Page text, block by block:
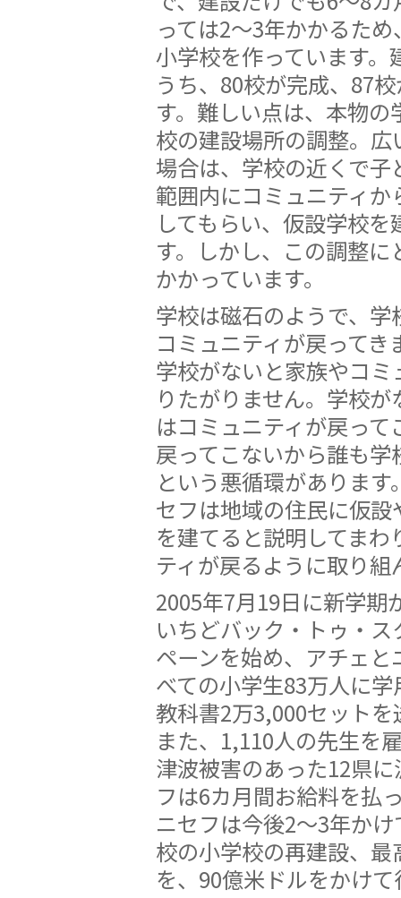
っては2〜3年かかるた
小学校を作っています。
うち、80校が完成、87
す。難しい点は、本物の
校の建設場所の調整。広
場合は、学校の近くで子
範囲内にコミュニティか
してもらい、仮設学校を
す。しかし、この調整に
かかっています。
学校は磁石のようで、学
コミュニティが戻ってき
学校がないと家族やコミ
りたがりません。学校
はコミュニティが戻って
戻ってこないから誰も学
という悪循環がありま
セフは地域の住民に仮設
を建てると説明してまわ
ティが戻るように取り組
2005年7月19日に新学期
いちどバック・トゥ・
ペーンを始め、アチェと
べての小学生83万人に
教科書2万3,000セット
また、1,110人の先生を
津波被害のあった12県
フは6カ月間お給料を払
ニセフは今後2〜3年か
校の小学校の再建設、最
を、90億米ドルをかけ